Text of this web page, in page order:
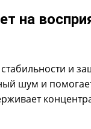
на
и
шум и